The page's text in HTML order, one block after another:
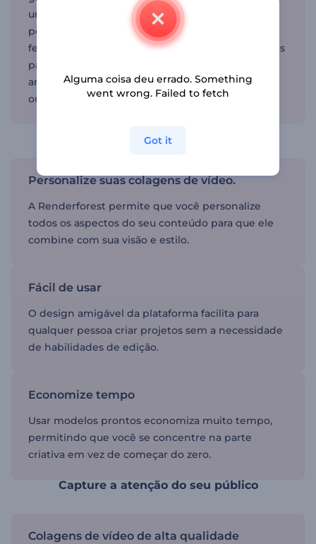
uma solução completa com opções de
personalização. A Renderforest também oferece
ferramentas como o criador de vídeos explicativos
para explicações detalhadas e o criador de
anúncios em vídeo para promover seus produtos
ou serviços.
Personalize suas colagens de vídeo.
A Renderforest permite que você personalize
todos os aspectos do seu conteúdo para que ele
combine com sua visão e estilo.
Fácil de usar
O design amigável da plataforma facilita para
qualquer pessoa criar projetos sem a necessidade
de habilidades de edição.
Economize tempo
Usar modelos prontos economiza muito tempo,
permitindo que você se concentre na parte
criativa em vez de começar do zero.
Capture a atenção do seu público
Colagens de vídeo de alta qualidade
Alguma coisa deu errado. Something
went wrong. Failed to fetch
Got it